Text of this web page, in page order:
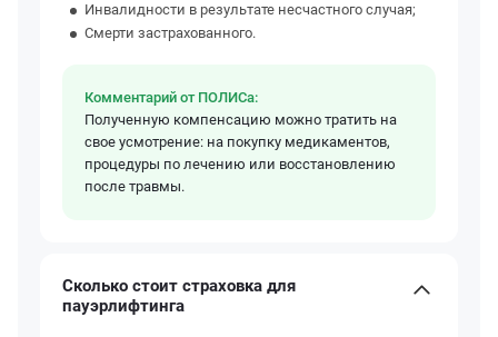
Инвалидности в результате несчастного случая;
Смерти застрахованного.
Комментарий от ПОЛИСа:
Полученную компенсацию можно тратить на
свое усмотрение: на покупку медикаментов,
процедуры по лечению или восстановлению
после травмы.
Сколько стоит страховка для
пауэрлифтинга